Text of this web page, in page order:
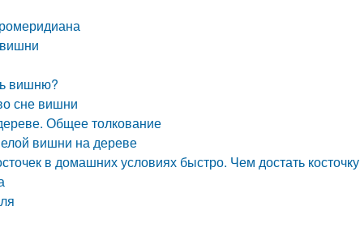
вишню?
сне вишни
Общее толкование
вишни на дереве
в домашних условиях быстро. Чем достать косточку